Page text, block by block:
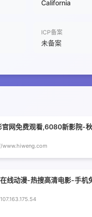
California
ICP备案
未备案
官网免费观看,6080新影院-秋
www.hiweng.com
线动漫-热搜高清电影-手机